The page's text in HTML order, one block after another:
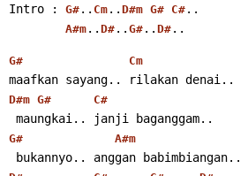
Intro : G# .. Cm .. D#m G# C# ..
A#m .. D# .. G# .. D# ..
G# Cm
maafkan sayang.. rilakan denai..
D#m G# C#
maungkai.. janji baganggam..
G# A#m
bukannyo.. anggan babimbiangan..